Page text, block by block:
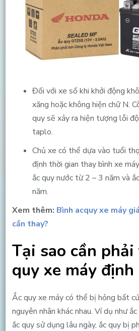
Đối với xe số khi khởi động
xăng hoặc không hiện chữ N.
quy sẽ xảy ra hiện tượng lỗi
taplo.
Chủ xe có thể dựa vào tuổi
định thời gian thay bình xe
ắc quy nước từ 2 – 3 năm và
năm.
Xem thêm: Bình acquy xe máy
cần thay?
Tại sao cần
quy xe máy định
Ắc quy xe máy có thể bị hỏng bất
nguyên nhân khác nhau. Ví dụ như
ắc quy sử dụng lâu ngày, ắc quy bị